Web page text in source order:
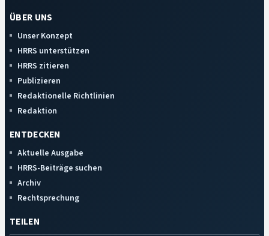
ÜBER UNS
Unser Konzept
HRRS unterstützen
HRRS zitieren
Publizieren
Redaktionelle Richtlinien
Redaktion
ENTDECKEN
Aktuelle Ausgabe
HRRS-Beiträge suchen
Archiv
Rechtsprechung
TEILEN